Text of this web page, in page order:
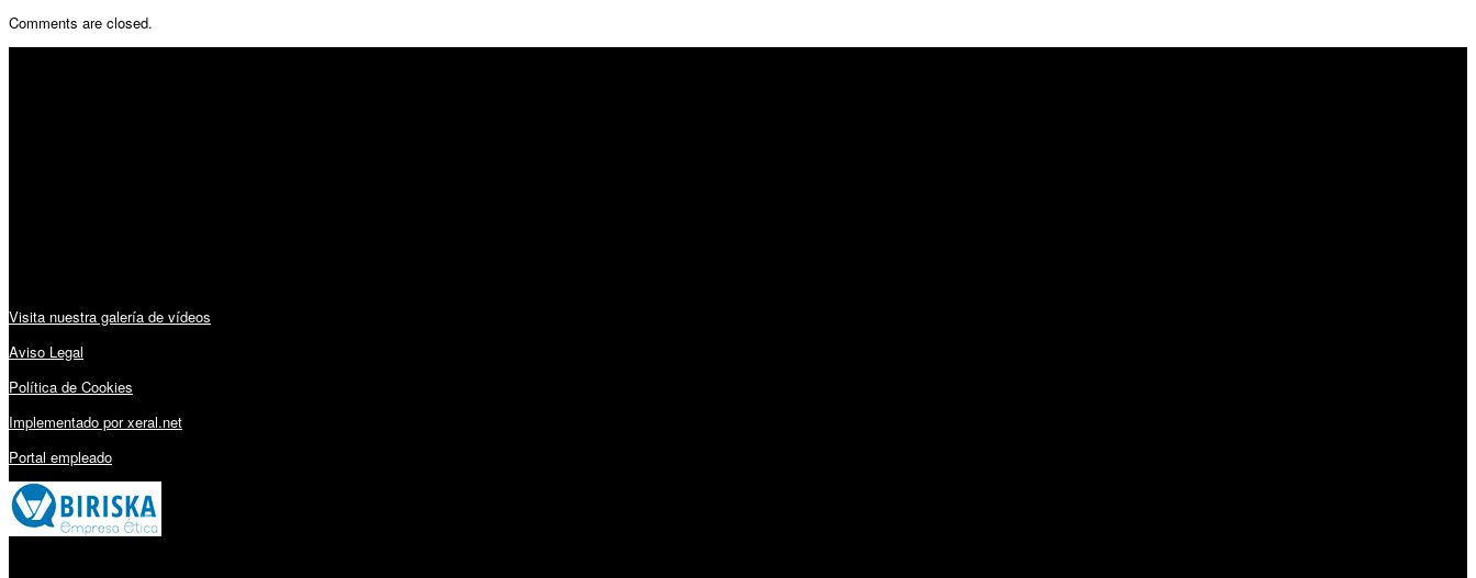
Comments are closed.
Visita nuestra galería de vídeos
Aviso Legal
Política de Cookies
Implementado por xeral.net
Portal empleado